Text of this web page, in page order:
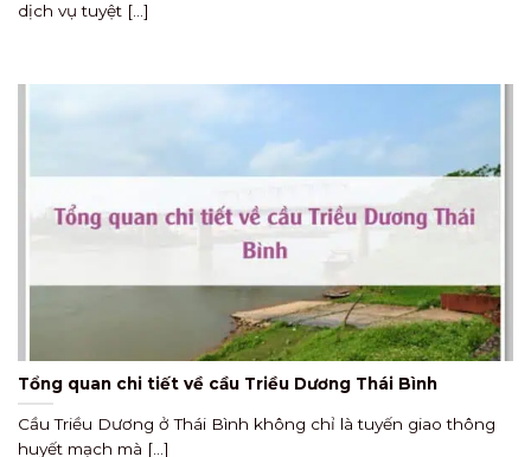
dịch vụ tuyệt [...]
Tổng quan chi tiết về cầu Triều Dương Thái Bình
Cầu Triều Dương ở Thái Bình không chỉ là tuyến giao thông
huyết mạch mà [...]